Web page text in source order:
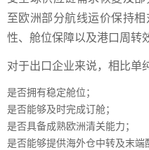
至欧洲部分航线运价保持
性、舱位保障以及港口周转
对于出口企业来说，相比单
是否拥有稳定舱位；
是否能够及时完成订舱；
是否具备成熟欧洲清关能力；
是否能够提供海外仓中转及末端